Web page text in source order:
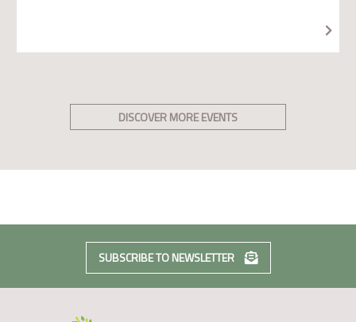
DISCOVER MORE EVENTS
SUBSCRIBE TO NEWSLETTER